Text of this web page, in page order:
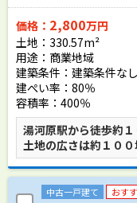
価格： 2,800万円
土地：330.57m²
用途：商業地域
建築条件： 建築条件なし
建ぺい率：80％
容積率：400％
湯河原駅から徒歩約
土地の広さは約１００
中古一戸建て おす